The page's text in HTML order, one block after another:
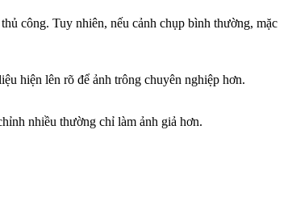
công. Tuy nhiên, nếu cảnh chụp bình thường, mặc
hiện lên rõ để ảnh trông chuyên nghiệp hơn.
nhiều thường chỉ làm ảnh giả hơn.